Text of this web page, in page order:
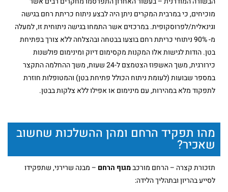
מוכיחים, כי במרבית המקרים ניתן היה לבצע ניתוח כריתת רחם בגישה
וגינאלית/לפרוסקופית. במרכזים אשר התמחו בגישה ניתוחית זו, למעלה
מ- 90% ניתוחי כריתת רחם בוצעו בבטחה ובהצלחה ללא צורך בפתיחת
בטן. הודות לגישות אלו המקנות מקסימום דיוק ומינימום פולשנות
כירורגית, משך האשפוז הצטמצם ל-24 שעות, משך ההחלמה התקצר
במספר שבועות (לעומת ניתוח הכולל פתיחת בטן) והמטופלות חוזרת
לתפקוד מלא במהירות, עם מינימום או אפילו ללא צלקות בבטן.
מהו תפקיד הרחם ומהן ההשלכות שחשוב
שאכיר?
תזכורת קצרה – הרחם מורכבמגוף הרחם – מבנה שרירני, שתפקידו
לסייע בהריון ובתהליך הלידה: